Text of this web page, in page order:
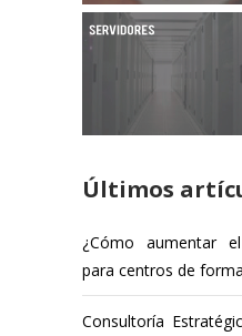
Últimos
¿Cómo aumentar
para centros de
Consultoría